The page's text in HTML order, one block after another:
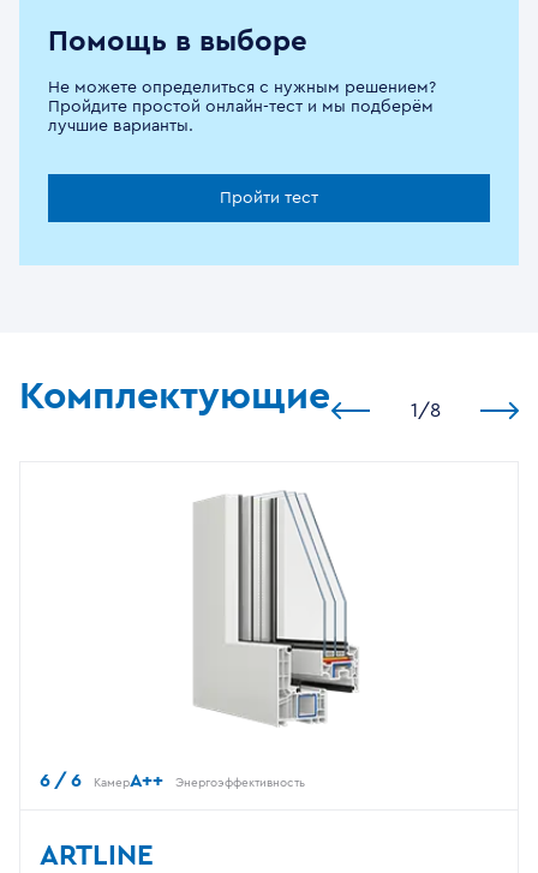
Помощь в выборе
Не можете определиться с нужным решением?
Пройдите простой онлайн-тест и мы подберём
лучшие варианты.
Пройти тест
Комплектующие 1 /8
6 / 6 КамерA++ Энергоэффективность
ARTLINE